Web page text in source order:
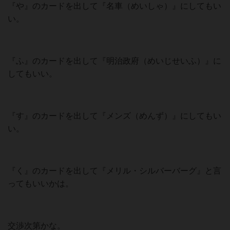
『や』のカードを出して『名車（めいしゃ）』にしてもい
い。
『ふ』のカードを出して『明治政府（めいじせいふ）』に
してもいい。
『す』のカードを出して『メンズ（めんず）』にしてもい
い。
『く』のカードを出して『メリル・シルバーバーグ』と言
ってもいいかは。
交渉次第かな。